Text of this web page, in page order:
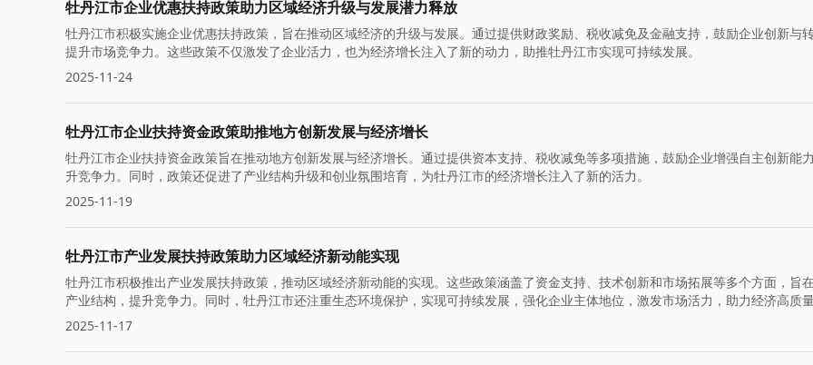
牡丹江市企业优惠扶持政策助力区域经济升级与发展潜力释放
牡丹江市积极实施企业优惠扶持政策，旨在推动区域经济的升级与发展。通过提供财政奖励、税收减免及金融支持，鼓励企业创新与转
提升市场竞争力。这些政策不仅激发了企业活力，也为经济增长注入了新的动力，助推牡丹江市实现可持续发展。
2025-11-24
牡丹江市企业扶持资金政策助推地方创新发展与经济增长
牡丹江市企业扶持资金政策旨在推动地方创新发展与经济增长。通过提供资本支持、税收减免等多项措施，鼓励企业增强自主创新能
升竞争力。同时，政策还促进了产业结构升级和创业氛围培育，为牡丹江市的经济增长注入了新的活力。
2025-11-19
牡丹江市产业发展扶持政策助力区域经济新动能实现
牡丹江市积极推出产业发展扶持政策，推动区域经济新动能的实现。这些政策涵盖了资金支持、技术创新和市场拓展等多个方面，旨
产业结构，提升竞争力。同时，牡丹江市还注重生态环境保护，实现可持续发展，强化企业主体地位，激发市场活力，助力经济高质
展。
2025-11-17